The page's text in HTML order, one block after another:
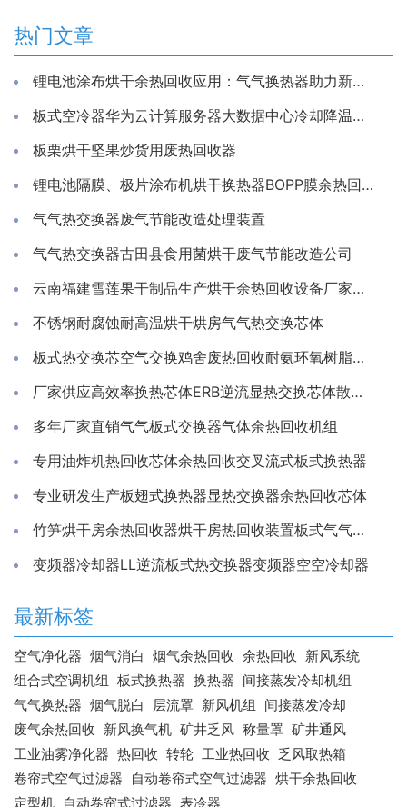
热门文章
锂电池涂布烘干余热回收应用：气气换热器助力新能源生产节能降耗
板式空冷器华为云计算服务器大数据中心冷却降温换散热装置制冷藏库房系统冷能量回收器
板栗烘干坚果炒货用废热回收器
锂电池隔膜、极片涂布机烘干换热器BOPP膜余热回收装置
气气热交换器废气节能改造处理装置
气气热交换器古田县食用菌烘干废气节能改造公司
云南福建雪莲果干制品生产烘干余热回收设备厂家推荐亲水铝箔换热芯
不锈钢耐腐蚀耐高温烘干烘房气气热交换芯体
板式热交换芯空气交换鸡舍废热回收耐氨环氧树脂通风除湿换热
厂家供应高效率换热芯体ERB逆流显热交换芯体散热器
多年厂家直销气气板式交换器气体余热回收机组
专用油炸机热回收芯体余热回收交叉流式板式换热器
专业研发生产板翅式换热器显热交换器余热回收芯体
竹笋烘干房余热回收器烘干房热回收装置板式气气换热器工厂
变频器冷却器LL逆流板式热交换器变频器空空冷却器
最新标签
空气净化器 烟气消白 烟气余热回收 余热回收 新风系统
组合式空调机组 板式换热器 换热器 间接蒸发冷却机组
气气换热器 烟气脱白 层流罩 新风机组
间接蒸发冷却
废气余热回收 新风换气机 矿井乏风 称量罩 矿井通风
工业油雾净化器 热回收 转轮 工业热回收 乏风取热箱
卷帘式空气过滤器
自动卷帘式空气过滤器 烘干余热回收
定型机 自动卷帘式过滤器 表冷器